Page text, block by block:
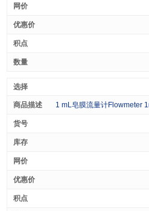
1 mL皂膜流量计Flowmeter